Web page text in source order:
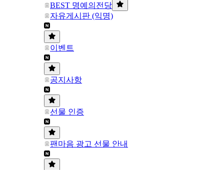
BEST 명예의전당
자유게시판 (익명)
이벤트
공지사항
선물 인증
팬마음 광고 선물 안내